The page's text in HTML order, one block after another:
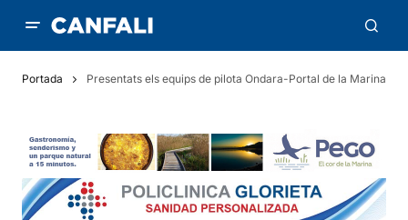
Portada Presentats els equips de pilota Ondara-Portal de la Marina